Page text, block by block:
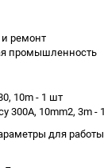
и ремонт
промышленность
10m - 1 шт
300A, 10mm2, 3m -
для работы